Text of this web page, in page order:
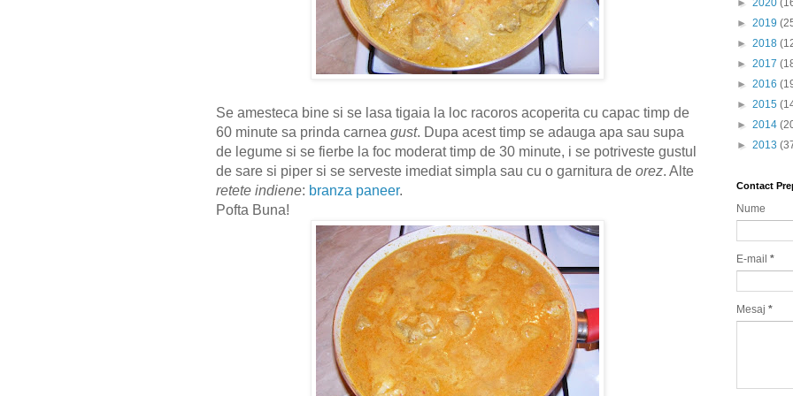
Se amesteca bine si se lasa tigaia la loc racoros acoperita cu capac timp de
60 minute sa prinda carnea gust. Dupa acest timp se adauga apa sau supa
de legume si se fierbe la foc moderat timp de 30 minute, i se potriveste gustul
de sare si piper si se serveste imediat simpla sau cu o garnitura de orez. Alte
retete indiene: branza paneer.
Pofta Buna!
► 2020
► 2019
► 2018
► 2017
► 2016
► 2015
► 2014
► 2013
Contact
Nume
E-mail *
Mesaj *